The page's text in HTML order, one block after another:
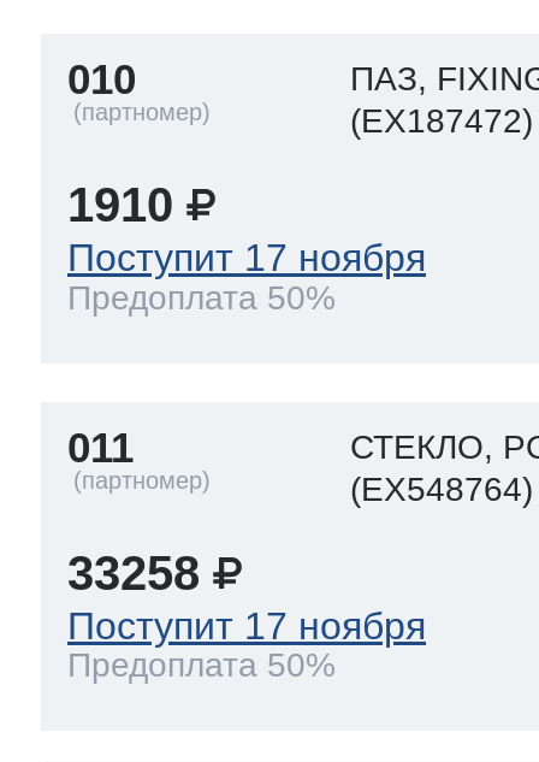
010
ПАЗ,
(EX187472)
1910
Поступит 17 ноября
Предоплата 50%
011
СТЕКЛО,
(EX548764)
33258
Поступит 17 ноября
Предоплата 50%